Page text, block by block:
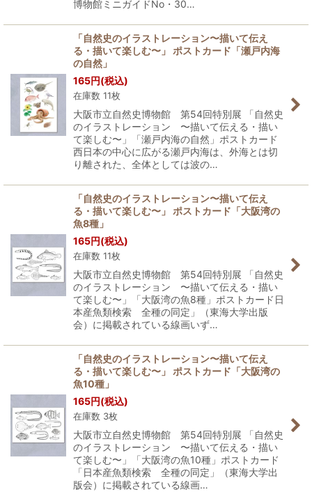
博物館ミニガイドNo・30…
「自然史のイラストレーション〜描いて伝え
る・描いて楽しむ〜」 ポストカード「瀬戸内海
の自然」
165円(税込)
在庫数 11枚
大阪市立自然史博物館 第54回特別展 「自然史
のイラストレーション 〜描いて伝える・描い
て楽しむ〜」「瀬戸内海の自然」ポストカード
西日本の中心に広がる瀬戸内海は、外海とは切
り離された、全体としては波の…
「自然史のイラストレーション〜描いて伝え
る・描いて楽しむ〜」 ポストカード「大阪湾の
魚8種」
165円(税込)
在庫数 11枚
大阪市立自然史博物館 第54回特別展 「自然史
のイラストレーション 〜描いて伝える・描い
て楽しむ〜」「大阪湾の魚8種」ポストカード日
本産魚類検索 全種の同定」（東海大学出版
会）に掲載されている線画いず…
「自然史のイラストレーション〜描いて伝え
る・描いて楽しむ〜」 ポストカード「大阪湾の
魚10種」
165円(税込)
在庫数 3枚
大阪市立自然史博物館 第54回特別展 「自然史
のイラストレーション 〜描いて伝える・描い
て楽しむ〜」「大阪湾の魚10種」ポストカード
「日本産魚類検索 全種の同定」（東海大学出
版会）に掲載されている線画…